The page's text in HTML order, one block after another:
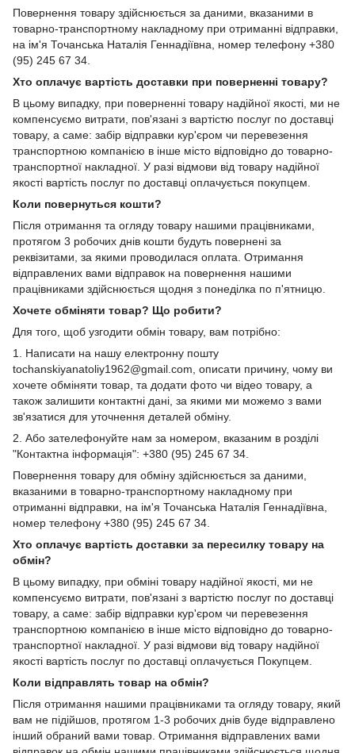
Повернення товару здійснюється за даними, вказаними в
товарно-транспортному накладному при отриманні відправки,
на ім'я Точанська Наталія Геннадіївна, номер телефону +380
(95) 245 67 34.
Хто оплачує вартість доставки при поверненні товару?
В цьому випадку, при поверненні товару надійної якості, ми не
компенсуємо витрати, пов'язані з вартістю послуг по доставці
товару, а саме: забір відправки кур'єром чи перевезення
транспортною компанією в інше місто відповідно до товарно-
транспортної накладної. У разі відмови від товару надійної
якості вартість послуг по доставці оплачується покупцем.
Коли повернуться кошти?
Після отримання та огляду товару нашими працівниками,
протягом 3 робочих днів кошти будуть повернені за
реквізитами, за якими проводилася оплата. Отримання
відправлених вами відправок на повернення нашими
працівниками здійснюється щодня з понеділка по п'ятницю.
Хочете обміняти товар? Що робити?
Для того, щоб узгодити обмін товару, вам потрібно:
1. Написати на нашу електронну пошту
tochanskiyanatoliy1962@gmail.com, описати причину, чому ви
хочете обміняти товар, та додати фото чи відео товару, а
також залишити контактні дані, за якими ми можемо з вами
зв'язатися для уточнення деталей обміну.
2. Або зателефонуйте нам за номером, вказаним в розділі
"Контактна інформація": +380 (95) 245 67 34.
Повернення товару для обміну здійснюється за даними,
вказаними в товарно-транспортному накладному при
отриманні відправки, на ім'я Точанська Наталія Геннадіївна,
номер телефону +380 (95) 245 67 34.
Хто оплачує вартість доставки за пересилку товару на
обмін?
В цьому випадку, при обміні товару надійної якості, ми не
компенсуємо витрати, пов'язані з вартістю послуг по доставці
товару, а саме: забір відправки кур'єром чи перевезення
транспортною компанією в інше місто відповідно до товарно-
транспортної накладної. У разі відмови від товару надійної
якості вартість послуг по доставці оплачується Покупцем.
Коли відправлять товар на обмін?
Після отримання нашими працівниками та огляду товару, який
вам не підійшов, протягом 1-3 робочих днів буде відправлено
інший обраний вами товар. Отримання відправлених вами